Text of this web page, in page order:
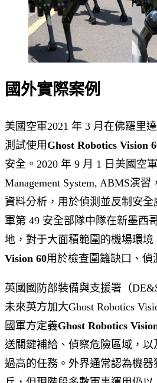
國外實際案例
美國空軍2021 年 3 月在佛羅里
測試使用 Ghost Robotics Vision
安全。2020 年 9 月 1 日美國空
Management System, ABMS演
資料分析，用於偵測並反制安全
軍第 49 安全部隊中隊在新墨西
地，對于大面積範圍的機場環境
Vision 60用於檢查圍籬缺口、偵
英國國防部裝備與支援署（
未來英方加大Ghost Robotics
國軍方定義Ghost Robotics
送關鍵補給、偵察危險區域，
過高的任務。外界通常認為機